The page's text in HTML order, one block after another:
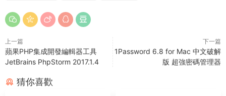
上一篇
蘋果PHP集成開發編輯器工具
JetBrains PhpStorm 2017.1.4
下一篇
1Password 6.8 for Mac 中文破解
版 超強密碼管理器
猜你喜歡